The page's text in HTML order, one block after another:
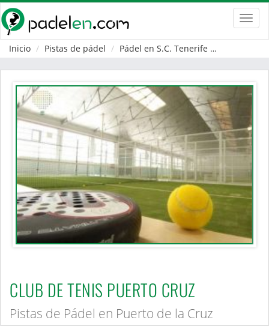
Inicio
Pistas de pádel Pádel en S.C. Tenerife
CLUB DE TENIS PUERTO CRUZ
Pistas de Pádel en Puerto de la Cruz